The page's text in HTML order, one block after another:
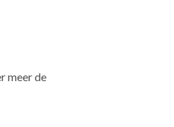
meer de